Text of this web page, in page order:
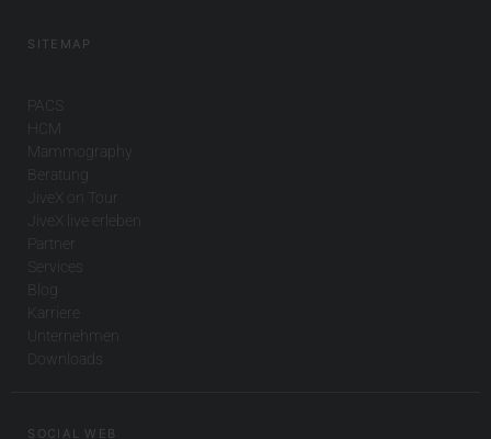
SITEMAP
PACS
HCM
Mammography
Beratung
JiveX on Tour
JiveX live erleben
Partner
Services
Blog
Karriere
Unternehmen
Downloads
SOCIAL WEB